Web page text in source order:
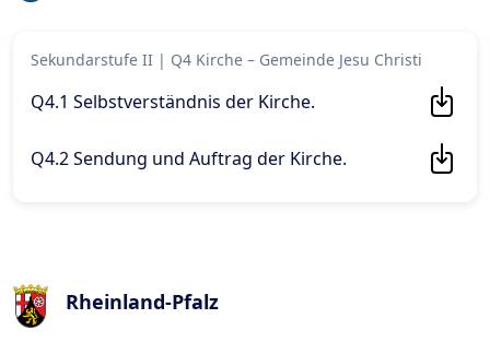
Sekundarstufe II | Q4 Kirche – Gemeinde Jesu Christi
Q4.1 Selbstverständnis der Kirche.
Q4.2 Sendung und Auftrag der Kirche.
Rheinland-Pfalz